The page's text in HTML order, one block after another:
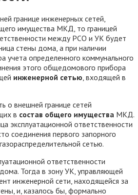
границе инженерных сетей,
имущества МКД, то границей
между РСО и УК будет
стены дома, а при наличии
учета определенного коммунального
этого общедомового прибора
инженерной сетью, входящей в
о внешней границе сетей
в состав общего имущества МКД.
эксплуатационной ответственности
соединения первого запорного
сетью.
ответственности
Тогда в зону УК, управляющей
инженерной сети, находящейся за
и, казалось бы, формально